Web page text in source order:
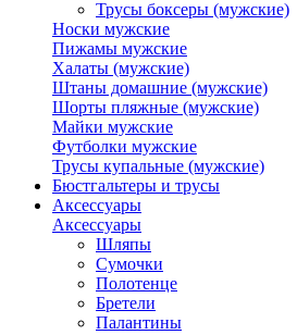
Трусы боксеры (мужские)
Носки мужские
Пижамы мужские
Халаты (мужские)
Штаны домашние (мужские)
Шорты пляжные (мужские)
Майки мужские
Футболки мужские
Трусы купальные (мужские)
Бюстгальтеры и трусы
Аксессуары
Аксессуары
Шляпы
Сумочки
Полотенце
Бретели
Палантины